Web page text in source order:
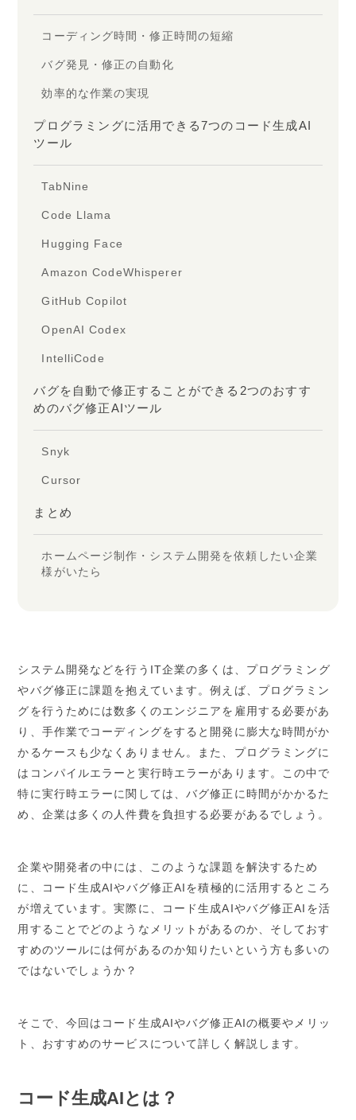
コーディング時間・修正時間の短縮
バグ発見・修正の自動化
効率的な作業の実現
プログラミングに活用できる7つのコード生成AI
ツール
TabNine
Code Llama
Hugging Face
Amazon CodeWhisperer
GitHub Copilot
OpenAI Codex
IntelliCode
バグを自動で修正することができる2つのおすす
めのバグ修正AIツール
Snyk
Cursor
まとめ
ホームページ制作・システム開発を依頼したい企業
様がいたら
システム開発などを行うIT企業の多くは、プログラミング
やバグ修正に課題を抱えています。例えば、プログラミン
グを行うためには数多くのエンジニアを雇用する必要があ
り、手作業でコーディングをすると開発に膨大な時間がか
かるケースも少なくありません。また、プログラミングに
はコンパイルエラーと実行時エラーがあります。この中で
特に実行時エラーに関しては、バグ修正に時間がかかるた
め、企業は多くの人件費を負担する必要があるでしょう。
企業や開発者の中には、このような課題を解決するため
に、コード生成AIやバグ修正AIを積極的に活用するところ
が増えています。実際に、コード生成AIやバグ修正AIを活
用することでどのようなメリットがあるのか、そしておす
すめのツールには何があるのか知りたいという方も多いの
ではないでしょうか？
そこで、今回はコード生成AIやバグ修正AIの概要やメリッ
ト、おすすめのサービスについて詳しく解説します。
コード生成AIとは？